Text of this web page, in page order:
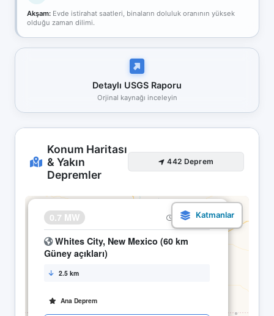
Akşam: Evde istirahat saatleri, binaların doluluk oranının yüksek
olduğu zaman dilimi.
Detaylı USGS Raporu
Orjinal kaynağı inceleyin
Konum Haritası
& Yakın
Depremler
442 Deprem
0.7 MW 15.04 23:18
Whites City, New Mexico (60 km
Güney açıkları)
2.5 km
Ana Deprem
×